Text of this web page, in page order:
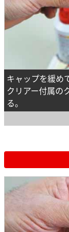
キャップを緩め
クリアー付属の
る。